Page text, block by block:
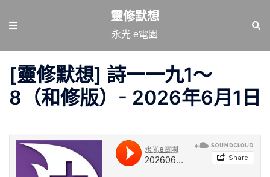
要
靈修默想
永光 e電園
[靈修默想] 詩一一九1～
8（和修版）- 2026年6月1日